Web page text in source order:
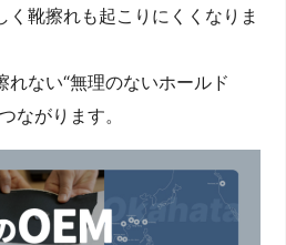
く靴擦れも起こりにくくなりま
ない“無理のないホールド
ながります。